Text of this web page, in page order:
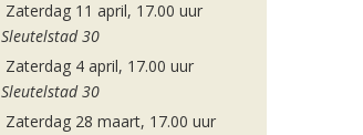
Zaterdag 11 april, 17.00 uur
Sleutelstad 30
Zaterdag 4 april, 17.00 uur
Sleutelstad 30
Zaterdag 28 maart, 17.00 uur